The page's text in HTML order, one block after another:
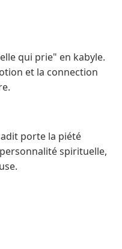
qui prie" en kabyle.
et la connection
porte la piété
spirituelle,